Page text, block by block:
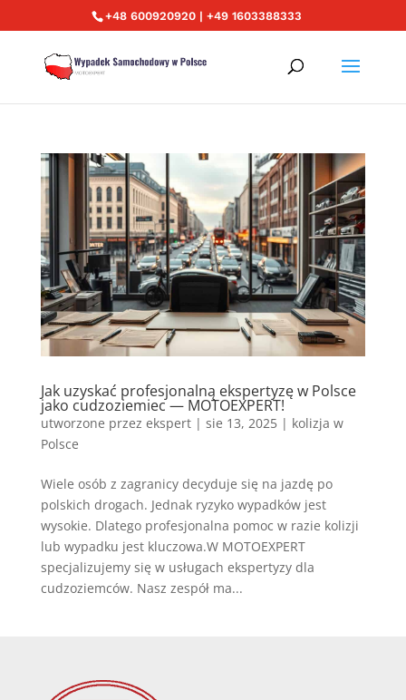
+48 600920920 | +49 1603388333
Jak uzyskać profesjonalną ekspertyzę w Polsce
jako cudzoziemiec — MOTOEXPERT!
utworzone przez ekspert| sie 13, 2025| kolizja w
Polsce
Wiele osób z zagranicy decyduje się na jazdę po
polskich drogach. Jednak ryzyko wypadków jest
wysokie. Dlatego profesjonalna pomoc w razie kolizji
lub wypadku jest kluczowa.W MOTOEXPERT
specjalizujemy się w usługach ekspertyzy dla
cudzoziemców. Nasz zespół ma...